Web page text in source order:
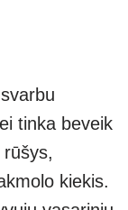
tinka beveik
kiekis.